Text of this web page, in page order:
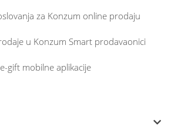
za Konzum online prodaju
u Konzum Smart prodavaonici
gift mobilne aplikacije